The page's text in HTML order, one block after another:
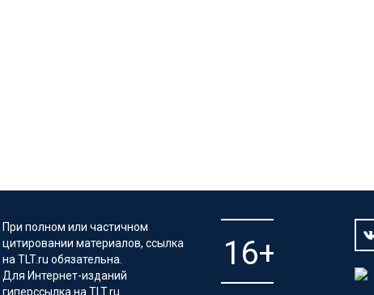
При полном или частичном
цитировании материалов, ссылка
на TLT.ru обязательна.
Для Интернет-изданий
гиперссылка на TLT.ru